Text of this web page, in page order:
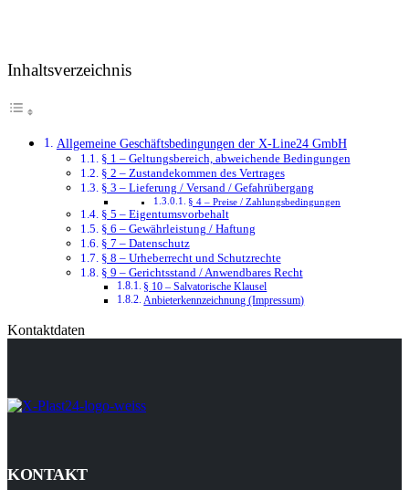
Inhaltsverzeichnis
Allgemeine Geschäftsbedingungen der X-Line24 GmbH
§ 1 – Geltungsbereich, abweichende Bedingungen
§ 2 – Zustandekommen des Vertrages
§ 3 – Lieferung / Versand / Gefahrübergang
§ 4 – Preise / Zahlungsbedingungen
§ 5 – Eigentumsvorbehalt
§ 6 – Gewährleistung / Haftung
§ 7 – Datenschutz
§ 8 – Urheberrecht und Schutzrechte
§ 9 – Gerichtsstand / Anwendbares Recht
§ 10 – Salvatorische Klausel
Anbieterkennzeichnung (Impressum)
Kontaktdaten
KONTAKT